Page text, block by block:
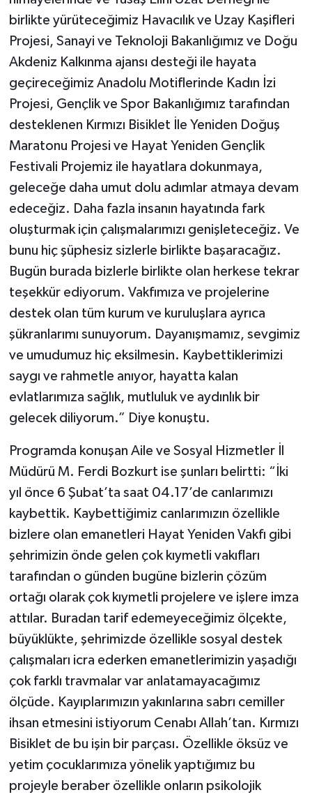
birlikte yürüteceğimiz Havacılık ve Uzay Kaşifleri
Projesi, Sanayi ve Teknoloji Bakanlığımız ve Doğu
Akdeniz Kalkınma ajansı desteği ile hayata
geçireceğimiz Anadolu Motiflerinde Kadın İzi
Projesi, Gençlik ve Spor Bakanlığımız tarafından
desteklenen Kırmızı Bisiklet İle Yeniden Doğuş
Maratonu Projesi ve Hayat Yeniden Gençlik
Festivali Projemiz ile hayatlara dokunmaya,
geleceğe daha umut dolu adımlar atmaya devam
edeceğiz. Daha fazla insanın hayatında fark
oluşturmak için çalışmalarımızı genişleteceğiz. Ve
bunu hiç şüphesiz sizlerle birlikte başaracağız.
Bugün burada bizlerle birlikte olan herkese tekrar
teşekkür ediyorum. Vakfımıza ve projelerine
destek olan tüm kurum ve kuruluşlara ayrıca
şükranlarımı sunuyorum. Dayanışmamız, sevgimiz
ve umudumuz hiç eksilmesin. Kaybettiklerimizi
saygı ve rahmetle anıyor, hayatta kalan
evlatlarımıza sağlık, mutluluk ve aydınlık bir
gelecek diliyorum.” Diye konuştu.
Programda konuşan Aile ve Sosyal Hizmetler İl
Müdürü M. Ferdi Bozkurt ise şunları belirtti: “İki
yıl önce 6 Şubat’ta saat 04.17’de canlarımızı
kaybettik. Kaybettiğimiz canlarımızın özellikle
bizlere olan emanetleri Hayat Yeniden Vakfı gibi
şehrimizin önde gelen çok kıymetli vakıfları
tarafından o günden bugüne bizlerin çözüm
ortağı olarak çok kıymetli projelere ve işlere imza
attılar. Buradan tarif edemeyeceğimiz ölçekte,
büyüklükte, şehrimizde özellikle sosyal destek
çalışmaları icra ederken emanetlerimizin yaşadığı
çok farklı travmalar var anlatamayacağımız
ölçüde. Kayıplarımızın yakınlarına sabrı cemiller
ihsan etmesini istiyorum Cenabı Allah’tan. Kırmızı
Bisiklet de bu işin bir parçası. Özellikle öksüz ve
yetim çocuklarımıza yönelik yaptığımız bu
projeyle beraber özellikle onların psikolojik